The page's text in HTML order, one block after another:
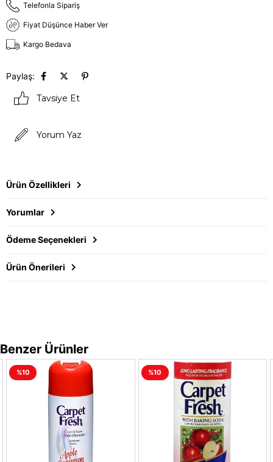
Telefonla Sipariş
Fiyat Düşünce Haber Ver
Kargo Bedava
Paylaş:
Tavsiye Et
Yorum Yaz
Ürün Özellikleri
Yorumlar
Ödeme Seçenekleri
Ürün Önerileri
Benzer Ürünler
%10 %10